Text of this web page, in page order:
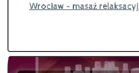
Wrocław - masaż